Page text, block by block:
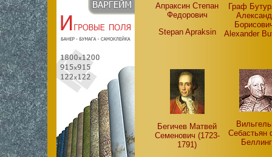
Апраксин Степан
Федорович
Stepan Apraksin
Граф
Alexander
Бегичев Матвей
Семенович (1723-
1791)
Себастьян
Беллинг